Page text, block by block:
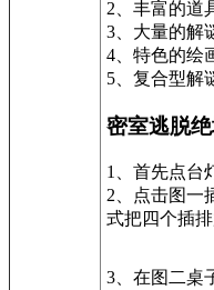
2、丰富的道
3、大量的解
4、特色的绘
5、复合型解
密室逃脱
1、首先点台
2、点击图一
式把四个插排
3、在图二桌